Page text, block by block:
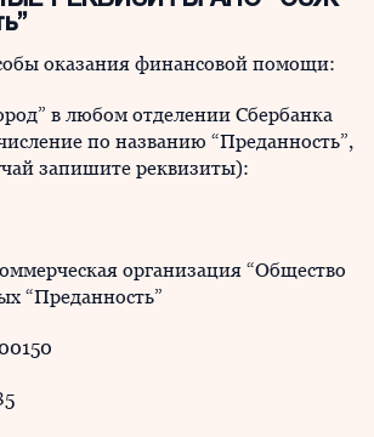
оказания финансовой помощи:
в любом отделении Сбербанка
по названию “Преданность”,
запишите реквизиты):
организация “Общество
“Преданность”